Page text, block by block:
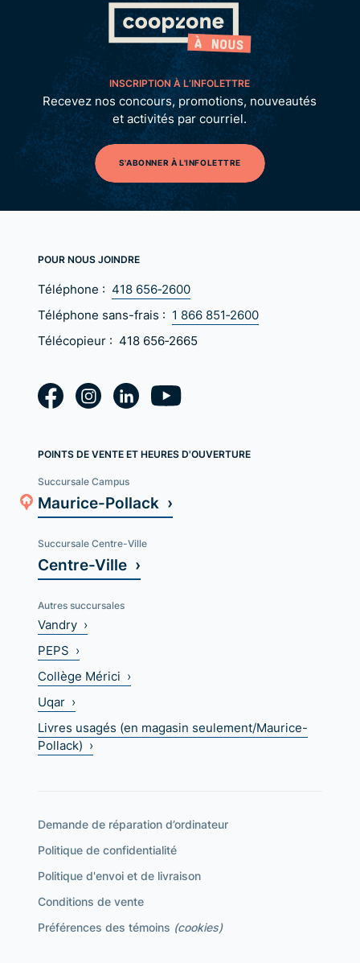
INSCRIPTION À L’INFOLETTRE
Recevez nos concours, promotions, nouveautés
et activités par courriel.
S'ABONNER À L'INFOLETTRE
POUR NOUS JOINDRE
Téléphone : 418 656‑2600
Téléphone sans-frais : 1 866 851‑2600
Télécopieur : 418 656‑2665
POINTS DE VENTE ET HEURES D'OUVERTURE
Succursale Campus
Maurice-Pollack ›
Succursale Centre-Ville
Centre-Ville ›
Autres succursales
Vandry ›
PEPS ›
Collège Mérici ›
Uqar ›
Livres usagés (en magasin seulement/Maurice-
Pollack) ›
Demande de réparation d’ordinateur
Politique de confidentialité
Politique d'envoi et de livraison
Conditions de vente
Préférences des témoins (cookies)